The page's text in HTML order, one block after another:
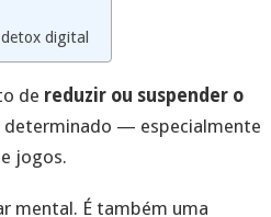
digital
de reduzir ou suspender o
determinado — especialmente
jogos.
mental. É também uma